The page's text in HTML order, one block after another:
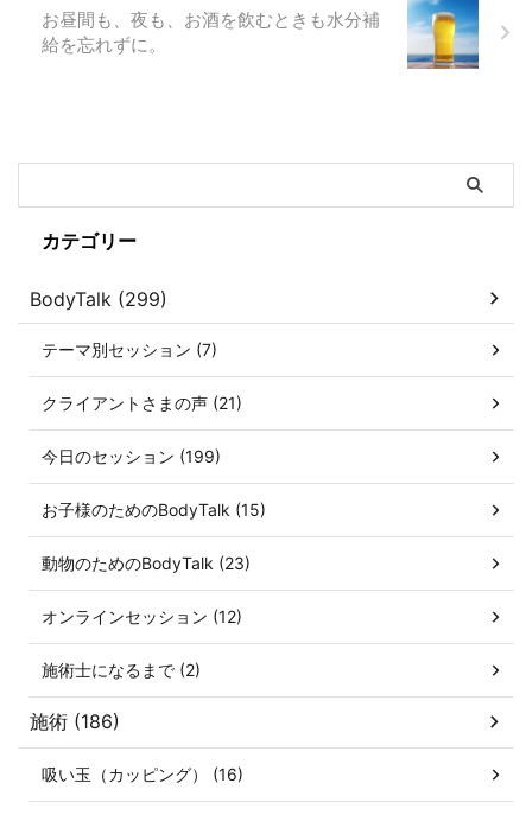
お昼間も、夜も、お酒を飲むときも水分補
給を忘れずに。
カテゴリー
BodyTalk (299)
テーマ別セッション (7)
クライアントさまの声 (21)
今日のセッション (199)
お子様のためのBodyTalk (15)
動物のためのBodyTalk (23)
オンラインセッション (12)
施術士になるまで (2)
施術 (186)
吸い玉（カッピング） (16)